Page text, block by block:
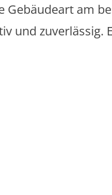
Gebäudeart am
und zuverlässig.